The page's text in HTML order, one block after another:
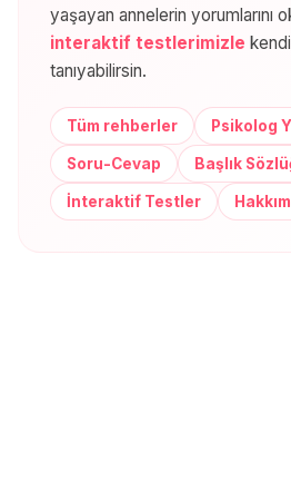
yaşayan annelerin yorumlarını
interaktif testlerimizle
tanıyabilirsin.
Tüm rehberler Psikolog
Soru-Cevap Başlık
İnteraktif Testler